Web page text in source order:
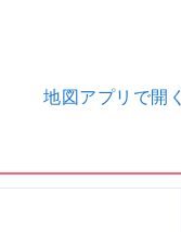
地図アプリで開く